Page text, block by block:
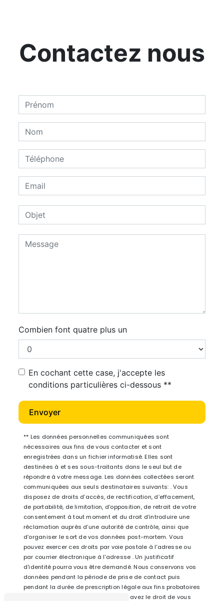
Contactez nous
Combien font quatre plus un
En cochant cette case, j'accepte les
conditions particulières ci-dessous **
Envoyer
** Les données personnelles communiquées sont
nécessaires aux fins de vous contacter et sont
enregistrées dans un fichier informatisé. Elles sont
destinées à et ses sous-traitants dans le seul but de
répondre à votre message. Les données collectées seront
communiquées aux seuls destinataires suivants: . Vous
disposez de droits d’accès, de rectification, d’effacement,
de portabilité, de limitation, d’opposition, de retrait de votre
consentement à tout moment et du droit d’introduire une
réclamation auprès d’une autorité de contrôle, ainsi que
d’organiser le sort de vos données post-mortem. Vous
pouvez exercer ces droits par voie postale à l'adresse ou
par courrier électronique à l'adresse . Un justificatif
d'identité pourra vous être demandé. Nous conservons vos
données pendant la période de prise de contact puis
pendant la durée de prescription légale aux fins probatoires
et de gestion des contentieux. Vous avez le droit de vous